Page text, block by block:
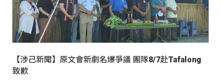
【涉己新聞】原文會新劇名爆爭議 團隊8/7赴Tafalong
致歉